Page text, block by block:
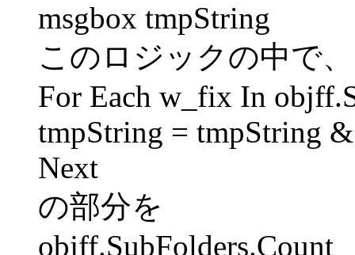
msgbox tmpString
このロジックの中で、
For Each w_fix In
tmpString = tmpString
Next
の部分を
objff.SubFolders.Count